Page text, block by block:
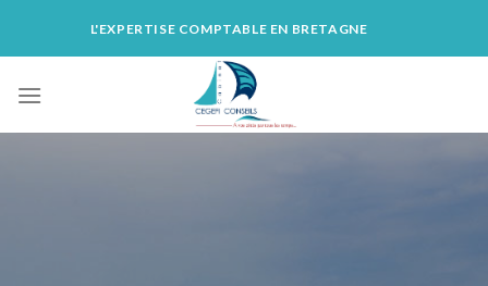
L'EXPERTISE COMPTABLE EN BRETAGNE